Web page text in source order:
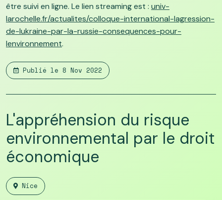
être suivi en ligne. Le lien streaming est : univ-
larochelle.fr/actualites/colloque-international-lagression-
de-lukraine-par-la-russie-consequences-pour-
lenvironnement.
Publié le 8 Nov 2022
L'appréhension du risque
environnemental par le droit
économique
Nice